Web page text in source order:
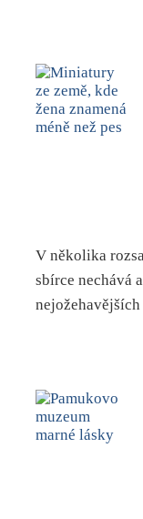
V několika
sbírce nechává